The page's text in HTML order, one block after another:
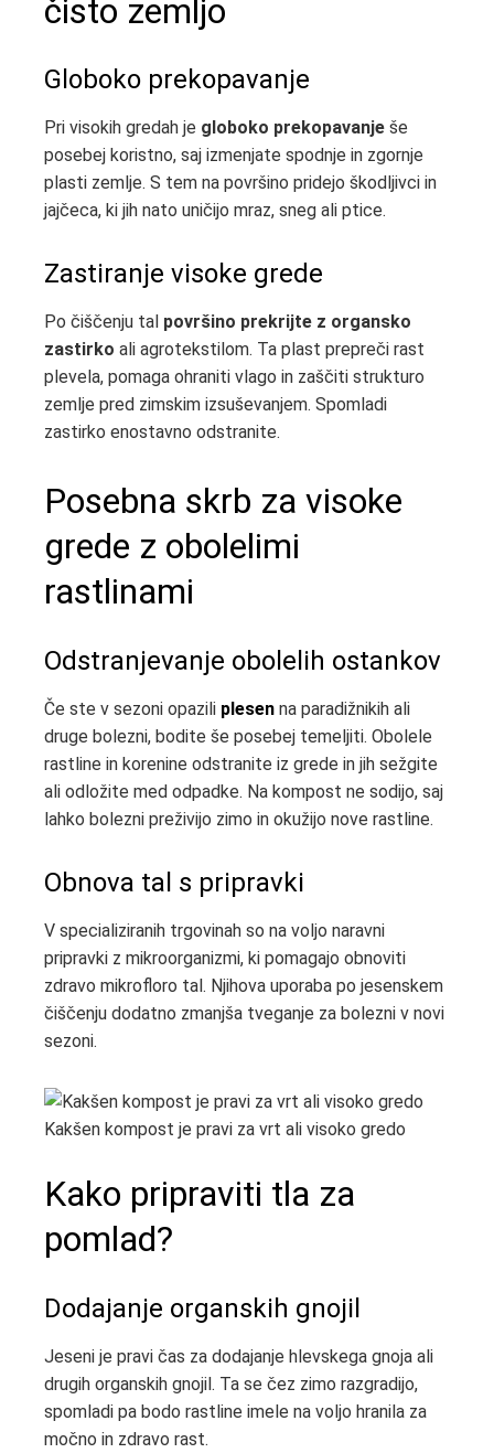
čisto zemljo
Globoko prekopavanje
Pri visokih gredah je globoko prekopavanje še
posebej koristno, saj izmenjate spodnje in zgornje
plasti zemlje. S tem na površino pridejo škodljivci in
jajčeca, ki jih nato uničijo mraz, sneg ali ptice.
Zastiranje visoke grede
Po čiščenju tal površino prekrijte z organsko
zastirko ali agrotekstilom. Ta plast prepreči rast
plevela, pomaga ohraniti vlago in zaščiti strukturo
zemlje pred zimskim izsuševanjem. Spomladi
zastirko enostavno odstranite.
Posebna skrb za visoke
grede z obolelimi
rastlinami
Odstranjevanje obolelih ostankov
Če ste v sezoni opazili plesen na paradižnikih ali
druge bolezni, bodite še posebej temeljiti. Obolele
rastline in korenine odstranite iz grede in jih sežgite
ali odložite med odpadke. Na kompost ne sodijo, saj
lahko bolezni preživijo zimo in okužijo nove rastline.
Obnova tal s pripravki
V specializiranih trgovinah so na voljo naravni
pripravki z mikroorganizmi, ki pomagajo obnoviti
zdravo mikrofloro tal. Njihova uporaba po jesenskem
čiščenju dodatno zmanjša tveganje za bolezni v novi
sezoni.
Kakšen kompost je pravi za vrt ali visoko gredo
Kako pripraviti tla za
pomlad?
Dodajanje organskih gnojil
Jeseni je pravi čas za dodajanje hlevskega gnoja ali
drugih organskih gnojil. Ta se čez zimo razgradijo,
spomladi pa bodo rastline imele na voljo hranila za
močno in zdravo rast.